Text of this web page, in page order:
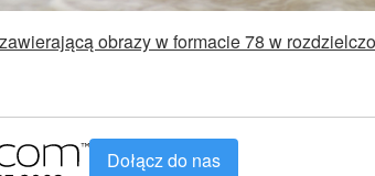
obrazy w formacie 78 w
Dołącz do nas